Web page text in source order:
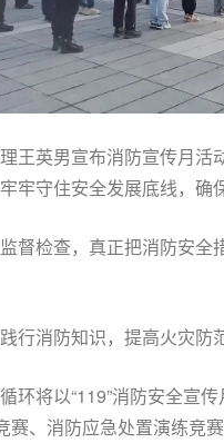
王英男宣布消防宣传月
守住安全发展底线，确
督检查，真正把消防安
行消防知识，提高火灾防
环将以“119”消防安全宣
赛、消防应急处置演练竞